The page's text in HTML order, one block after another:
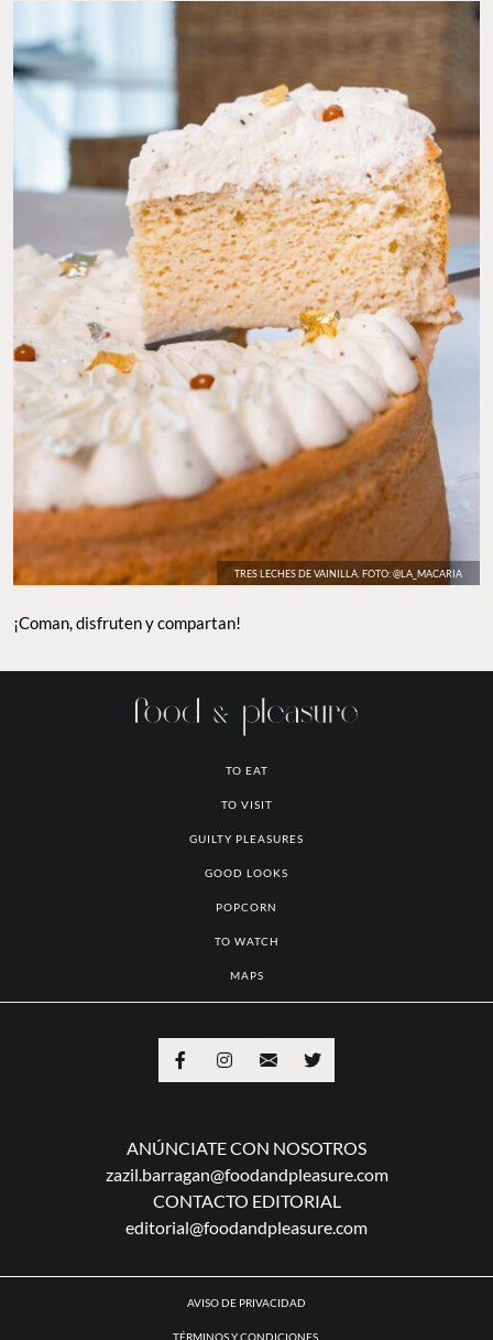
TRES LECHES DE VAINILLA. FOTO: @LA_MACARIA
¡Coman, disfruten y compartan!
TO EAT
TO VISIT
GUILTY PLEASURES
GOOD LOOKS
POPCORN
TO WATCH
MAPS
ANÚNCIATE CON NOSOTROS
zazil.barragan@foodandpleasure.com
CONTACTO EDITORIAL
editorial@foodandpleasure.com
AVISO DE PRIVACIDAD
TÉRMINOS Y CONDICIONES